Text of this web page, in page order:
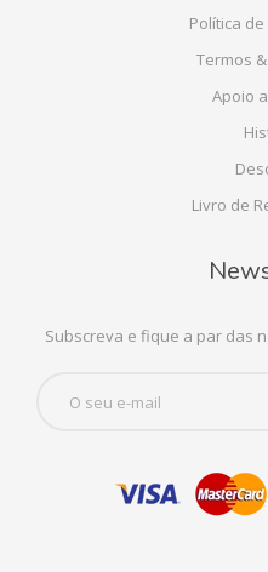
Política
Termos
Apoio
Livro de
Subscreva e fique a par das